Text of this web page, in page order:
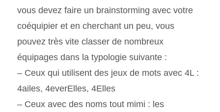
vous devez faire un brainstorming avec votre
coéquipier et en cherchant un peu, vous
pouvez très vite classer de nombreux
équipages dans la typologie suivante :
– Ceux qui utilisent des jeux de mots avec 4L :
4ailes, 4everElles, 4Elles
– Ceux avec des noms tout mimi : les